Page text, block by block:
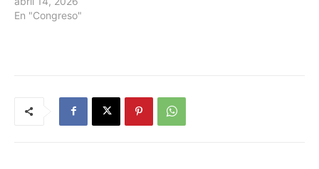
En "Congreso"